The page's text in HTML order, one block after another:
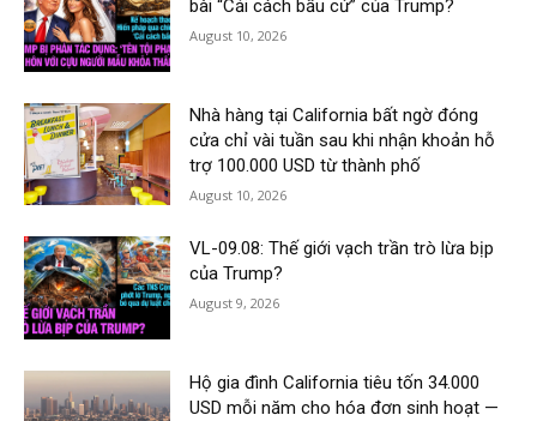
bài “Cải cách bầu cử” của Trump?
August 10, 2026
Nhà hàng tại California bất ngờ đóng
cửa chỉ vài tuần sau khi nhận khoản hỗ
trợ 100.000 USD từ thành phố
August 10, 2026
VL-09.08: Thế giới vạch trần trò lừa bịp
của Trump?
August 9, 2026
Hộ gia đình California tiêu tốn 34.000
USD mỗi năm cho hóa đơn sinh hoạt —